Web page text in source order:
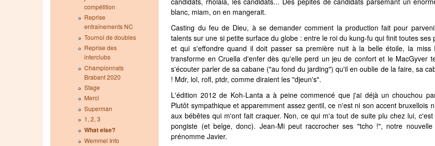
blanc, miam, on en mangerait.
Casting du feu de Dieu, à se demander comment la production fait pour
talents sur une si petite surface du globe : entre le roi du kung-fu qui finit toutes ses
et qui s'effondre quand il doit passer sa première nuit à la belle étoile, la miss
transforme en Cruella d'enfer dès qu'elle perd un jeu de confort et le MacGyver
s'écouter parler de sa cabane ("au fond du jarding") qu'il en oublie de la faire, sa
! Mdr, lol, rofl, ptdr, comme diraient les "djeun's".
L'édition 2012 de Koh-Lanta a à peine commencé que j'ai déjà un chouchou
Plutôt sympathique et apparemment assez gentil, ce n'est ni son accent bruxellois
aux bébêtes qui m'ont fait craquer. Non, ce qui m'a tout de suite plu chez lui,
pongiste (et belge, donc). Jean-Mi peut raccrocher ses "tcho !", notre
prénomme Javier.
compétition
Reprise
entraînements NC
Tournoi de doubles
Reprise des
interclubs
Championnats
Brabant 2020
Stage
Merci
Superman
1, 2, 3
What else?
Wemmel Info